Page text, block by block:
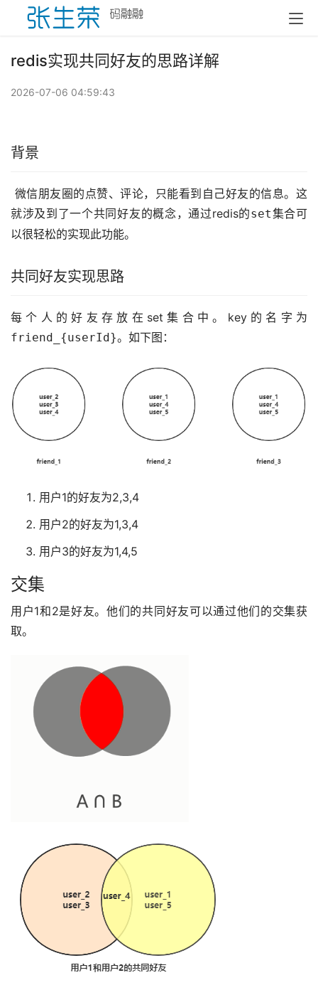
redis实现共同好友的思路详解
2026-07-06 04:59:43
背景
​ 微信朋友圈的点赞、评论，只能看到自己好友的信息。这
就涉及到了一个共同好友的概念，通过redis的set集合可
以很轻松的实现此功能。
共同好友实现思路
每个人的好友存放在set集合中。key的名字为
friend_{userId}。如下图：
用户1的好友为2,3,4
用户2的好友为1,3,4
用户3的好友为1,4,5
交集
用户1和2是好友。他们的共同好友可以通过他们的交集获
取。